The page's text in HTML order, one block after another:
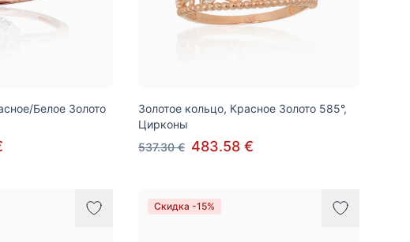
Белое Золото
Золотое кольцо, Красное Золото 585°,
Цирконы
537.30 € 483.58 €
Скидка -15%